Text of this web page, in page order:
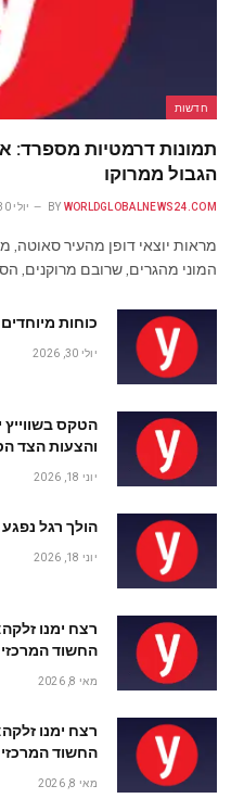
חדשות
תמונות דרמטיות מספרד:
הגבול ממרוקו
BY WORLDGLOBALNEWS24.COM יולי 30, 2026
מראות יוצאי דופן מהעיר סאוטה,
המוני מהגרים, שרובם מרוקנים,
כוחות
יולי 30, 2026
הטקס בשווייץ
והצעות הצד
יוני 18, 2026
הולך רגל
יוני 18, 2026
רצח ימנו
החשוד
מאי 8, 2026
רצח ימנו
החשוד
מאי 8, 2026